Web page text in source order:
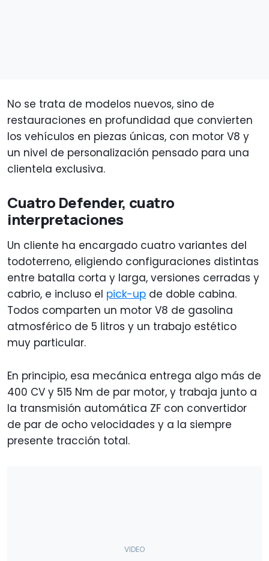
No se trata de modelos nuevos, sino de
restauraciones en profundidad que convierten
los vehículos en piezas únicas, con motor V8 y
un nivel de personalización pensado para una
clientela exclusiva.
Cuatro Defender, cuatro
interpretaciones
Un cliente ha encargado cuatro variantes del
todoterreno, eligiendo configuraciones distintas
entre batalla corta y larga, versiones cerradas y
cabrio, e incluso el pick-up de doble cabina.
Todos comparten un motor V8 de gasolina
atmosférico de 5 litros y un trabajo estético
muy particular.
En principio, esa mecánica entrega algo más de
400 CV y 515 Nm de par motor, y trabaja junto a
la transmisión automática ZF con convertidor
de par de ocho velocidades y a la siempre
presente tracción total.